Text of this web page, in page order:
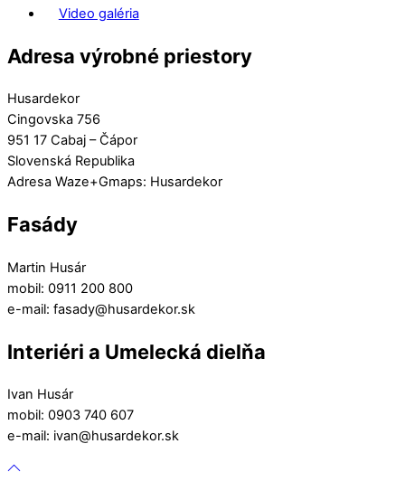
Video galéria
Adresa výrobné priestory
Husardekor
Cingovska 756
951 17 Cabaj – Čápor
Slovenská Republika
Adresa Waze+Gmaps: Husardekor
Fasády
Martin Husár
mobil: 0911 200 800
e-mail: fasady@husardekor.sk
Interiéri a Umelecká dielňa
Ivan Husár
mobil: 0903 740 607
e-mail: ivan@husardekor.sk